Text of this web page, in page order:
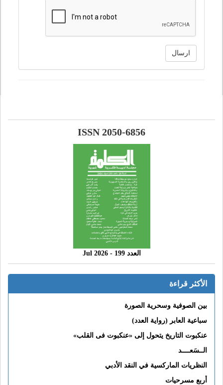
ارسال
ISSN 2050-6856
العدد 199 - 2026 Jul
الأكثر قراءة
بين الصوفية وسحرية الصورة
سباعية العابر (رواية العدد)
عنكبوت التاريخ يتحول إلى «عنكبوت فى القلب»
الــسَعــــد
النظريات الماركسية في النقد الأدبي
أربع مسرحيات